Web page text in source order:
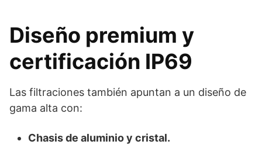
Diseño premium y
certificación IP69
Las filtraciones también apuntan a un diseño de
gama alta con:
Chasis de aluminio y cristal.